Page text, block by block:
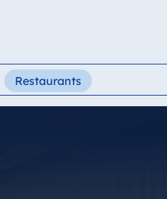
Español
Restaurants